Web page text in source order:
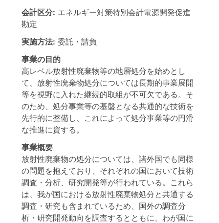
会計区分: エネルギー対策特別会計電源開発促進
勘定
実施方法: 委託・請負
事業の目的
高レベル放射性廃棄物等の地層処分を始めとし
て、放射性廃棄物処分については長期的事業展開
等を視野に入れた継続的取組が不可欠である。そ
のため、処分事業等の基盤となる共通的な技術を
先行的に整備し、これによって処分事業等の円滑
な推進に資する。
事業概要
放射性廃棄物の処分については、諸外国でも同様
の問題を抱えており、それぞれの国において技術
調査・分析、研究開発等が行われている。これら
は、我が国における放射性廃棄物処分と共通する
調査・研究も含まれているため、国外の調査分
析・研究開発動向を調査するとともに、わが国に